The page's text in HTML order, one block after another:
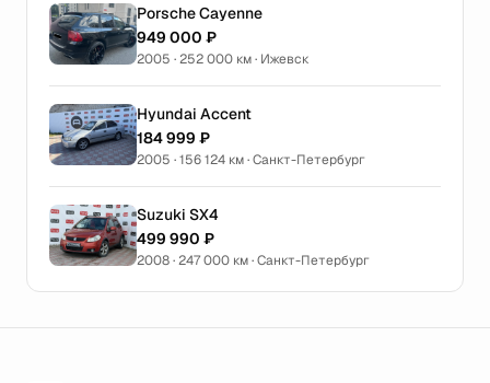
Porsche Cayenne
949 000 ₽
2005 · 252 000 км · Ижевск
Hyundai Accent
184 999 ₽
2005 · 156 124 км · Санкт-Петербург
Suzuki SX4
499 990 ₽
2008 · 247 000 км · Санкт-Петербург